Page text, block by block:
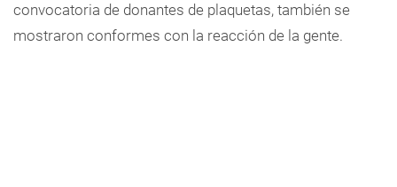
convocatoria de donantes de plaquetas, también se
mostraron conformes con la reacción de la gente.